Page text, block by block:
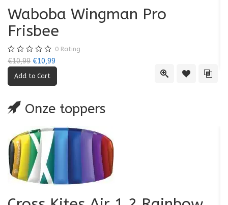
Quick ViewAdd to Add
Waboba Wingman Pro
Frisbee
0 Rating
€10,99 €10,99
Onze toppers